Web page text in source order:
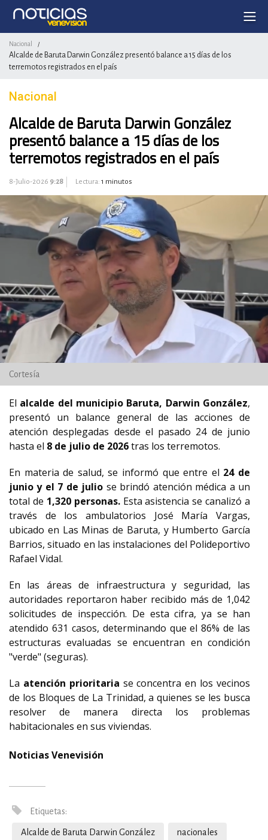
Nacional /
Alcalde de Baruta Darwin González presentó balance a 15 días de los
terremotos registrados en el país
Nacional
Alcalde de Baruta Darwin González
presentó balance a 15 días de los
terremotos registrados en el país
8-Julio-2026 9:28 Lectura: 1 minutos
Cortesía
El alcalde del municipio Baruta, Darwin González,
presentó un balance general de las acciones de
atención desplegadas desde el pasado 24 de junio
hasta el 8 de julio de 2026tras los terremotos.
En materia de salud, se informó que entre el 24 de
junio y el 7 de julio se brindó atención médica a un
total de 1,320 personas.Esta asistencia se canalizó a
través de los ambulatorios José María Vargas,
ubicado en Las Minas de Baruta, y Humberto García
Barrios, situado en las instalaciones del Polideportivo
Rafael Vidal.
En las áreas de infraestructura y seguridad, las
autoridades reportaron haber recibido más de 1,042
solicitudes de inspección. De esta cifra, ya se han
atendido 631 casos, determinando que el 86% de las
estructuras evaluadas se encuentran en condición
"verde" (seguras).
La atención prioritaria se concentra en los vecinos
de los Bloques de La Trinidad, a quienes se les busca
resolver de manera directa los problemas
habitacionales en sus viviendas.
Noticias Venevisión
Etiquetas:
Alcalde de Baruta Darwin González nacionales